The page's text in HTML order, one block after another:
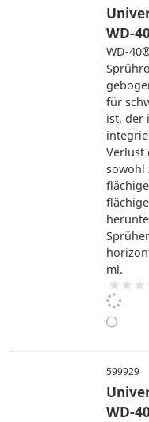
WD-
WD-
für
ist, der
Verlust
sowohl
ml.
599929
WD-